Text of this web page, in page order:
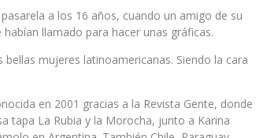
a los 16 años, cuando un amigo de su
llamado para hacer unas gráficas.
mujeres latinoamericanas. Siendo la cara
en 2001 gracias a la Revista Gente, donde
tapa La Rubia y la Morocha, junto a Karina